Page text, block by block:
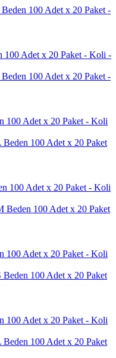
100 Adet x 20 Paket -
100 Adet x 20 Paket -
100 Adet x 20 Paket
100 Adet x 20 Paket
100 Adet x 20 Paket
100 Adet x 20 Paket